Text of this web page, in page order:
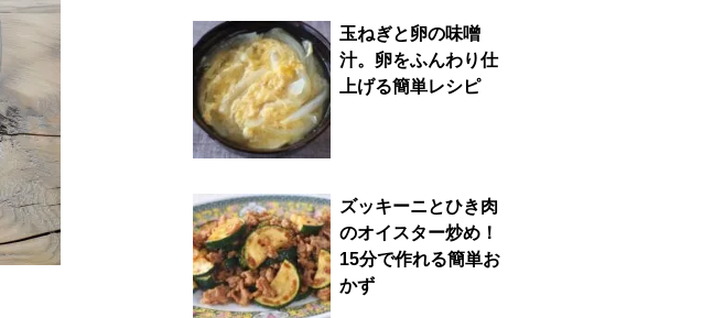
玉ねぎと卵の味噌
汁。卵をふんわり仕
上げる簡単レシピ
ズッキーニとひき肉
のオイスター炒め！
15分で作れる簡単お
かず